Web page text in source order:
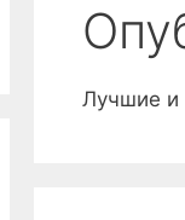
Лучшие и